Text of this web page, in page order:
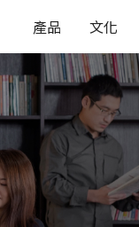
產品 文化